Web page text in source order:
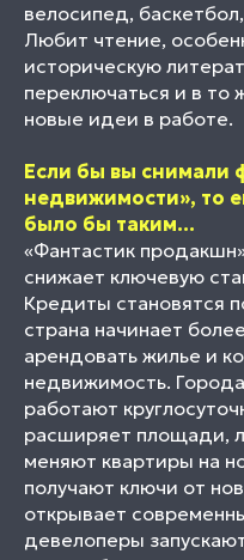
велосипед,
Любит чтение,
историческую
переключаться и в то
новые идеи в работе.
Если бы вы снимали
недвижимости», то
было бы таким...
«Фантастик
снижает ключевую
Кредиты становятся
страна начинает
арендовать жилье и
недвижимость.
работают
расширяет площади,
меняют квартиры на
получают ключи от
открывает
девелоперы